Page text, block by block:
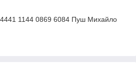
1144 0869 6084 Пуш Михайло